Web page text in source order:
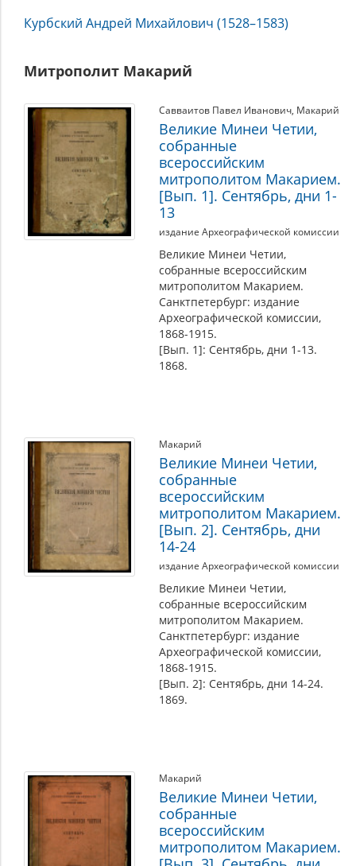
Курбский Андрей Михайлович (1528–1583)
Митрополит Макарий
Савваитов Павел Иванович, Макарий
Великие Минеи Четии,
собранные
всероссийским
митрополитом Макарием.
[Вып. 1]. Сентябрь, дни 1-
13
издание Археографической комиссии
Великие Минеи Четии,
собранные всероссийским
митрополитом Макарием.
Санктпетербург: издание
Археографической комиссии,
1868-1915.
[Вып. 1]: Сентябрь, дни 1-13.
1868.
Макарий
Великие Минеи Четии,
собранные
всероссийским
митрополитом Макарием.
[Вып. 2]. Сентябрь, дни
14-24
издание Археографической комиссии
Великие Минеи Четии,
собранные всероссийским
митрополитом Макарием.
Санктпетербург: издание
Археографической комиссии,
1868-1915.
[Вып. 2]: Сентябрь, дни 14-24.
1869.
Макарий
Великие Минеи Четии,
собранные
всероссийским
митрополитом Макарием.